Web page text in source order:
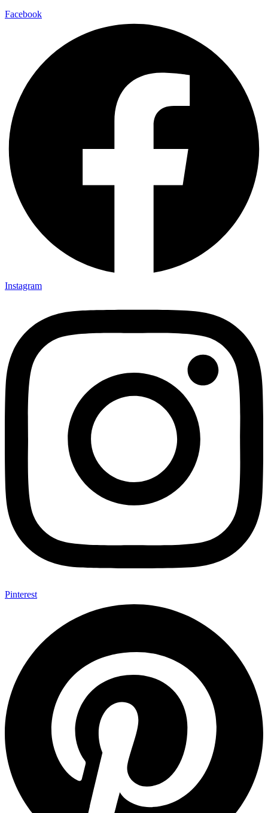
Facebook
Instagram
Pinterest